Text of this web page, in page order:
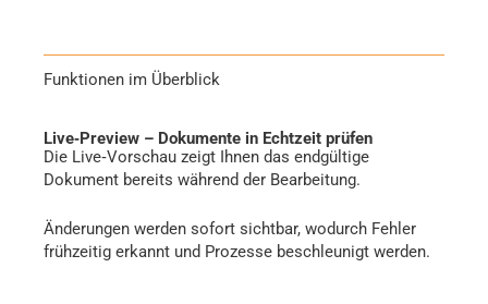
Funktionen im Überblick
Live‑Preview – Dokumente in Echtzeit prüfen
Die Live‑Vorschau zeigt Ihnen das endgültige
Dokument bereits während der Bearbeitung.
Änderungen werden sofort sichtbar, wodurch Fehler
frühzeitig erkannt und Prozesse beschleunigt werden.